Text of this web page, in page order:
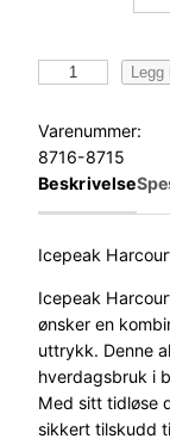
e
p
e
H
r
c
o
u
r
t
Legg
Varenummer:
8716-8715
Beskrivelse
Icepeak
Icepeak
ønsker en
uttrykk. Denne
hverdagsbruk i
Med sitt tidløse
sikkert tilskudd